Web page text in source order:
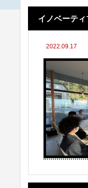
イノベーティ
2022.09.17